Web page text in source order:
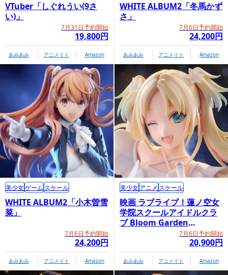
VTuber「しぐれうい(9さ
い)」
7月31日予約開始
19,800円
あみあみ アニメイト Amazon
WHITE ALBUM2「冬馬かず
さ」
7月6日予約開始
24,200円
あみあみ アニメイト Amazon
WHITE ALBUM2「小木曽雪
菜」
7月6日予約開始
24,200円
美少女ゲーム スケール
あみあみ アニメイト Amazon
映画 ラブライブ！蓮ノ空女
学院スクールアイドルクラ
ブ Bloom Garden
Party「大沢瑠璃乃」7月6日予約開始
20,900円
美少女アニメ スケール
あみあみ アニメイト Amazon